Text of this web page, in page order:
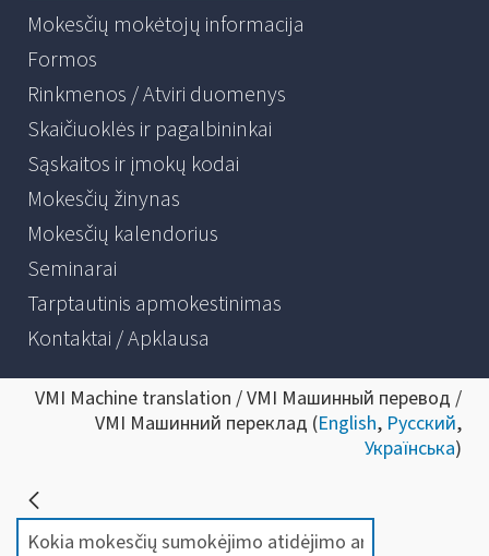
Mokesčių mokėtojų informacija
Formos
Rinkmenos / Atviri duomenys
Skaičiuoklės ir pagalbininkai
Sąskaitos ir įmokų kodai
Mokesčių žinynas
Mokesčių kalendorius
Seminarai
Tarptautinis apmokestinimas
Kontaktai / Apklausa
VMI Machine translation / VMI Машинный перевод /
VMI Машинний переклад (English, Русский,
Українська)